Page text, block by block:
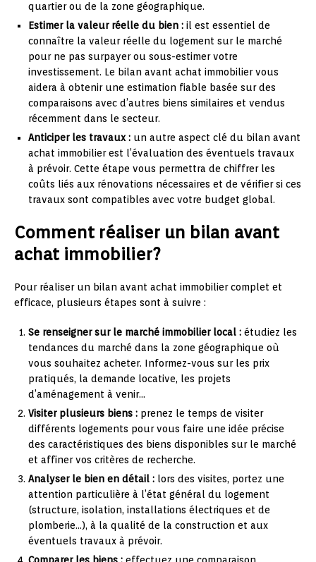
quartier ou de la zone géographique.
Estimer la valeur réelle du bien : il est essentiel de
connaître la valeur réelle du logement sur le marché
pour ne pas surpayer ou sous-estimer votre
investissement. Le bilan avant achat immobilier vous
aidera à obtenir une estimation fiable basée sur des
comparaisons avec d’autres biens similaires et vendus
récemment dans le secteur.
Anticiper les travaux : un autre aspect clé du bilan avant
achat immobilier est l’évaluation des éventuels travaux
à prévoir. Cette étape vous permettra de chiffrer les
coûts liés aux rénovations nécessaires et de vérifier si ces
travaux sont compatibles avec votre budget global.
Comment réaliser un bilan avant
achat immobilier?
Pour réaliser un bilan avant achat immobilier complet et
efficace, plusieurs étapes sont à suivre :
Se renseigner sur le marché immobilier local : étudiez les
tendances du marché dans la zone géographique où
vous souhaitez acheter. Informez-vous sur les prix
pratiqués, la demande locative, les projets
d’aménagement à venir…
Visiter plusieurs biens : prenez le temps de visiter
différents logements pour vous faire une idée précise
des caractéristiques des biens disponibles sur le marché
et affiner vos critères de recherche.
Analyser le bien en détail : lors des visites, portez une
attention particulière à l’état général du logement
(structure, isolation, installations électriques et de
plomberie…), à la qualité de la construction et aux
éventuels travaux à prévoir.